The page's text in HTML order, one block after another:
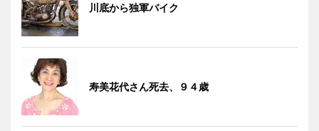
川底から独軍バイク
寿美花代さん死去、９４歳